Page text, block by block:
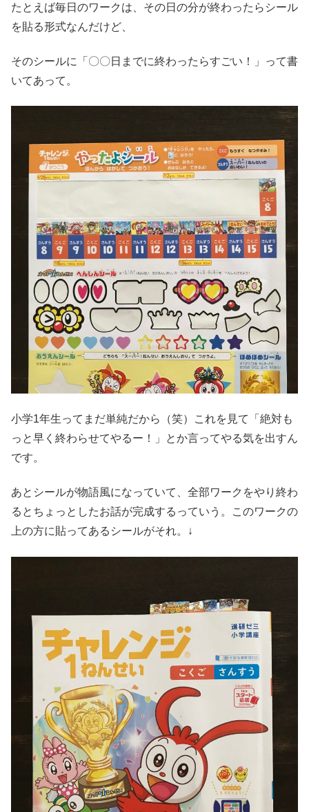
たとえば毎日のワークは、その日の分が終わったらシール
を貼る形式なんだけど、
そのシールに「〇〇日までに終わったらすごい！」って書
いてあって。
小学1年生ってまだ単純だから（笑）これを見て「絶対も
っと早く終わらせてやるー！」とか言ってやる気を出すん
です。
あとシールが物語風になっていて、全部ワークをやり終わ
るとちょっとしたお話が完成するっていう。このワークの
上の方に貼ってあるシールがそれ。↓